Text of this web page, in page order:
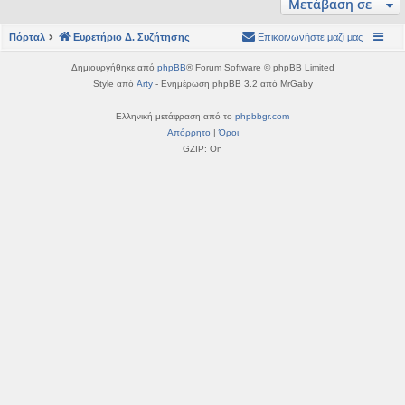
η
Μετάβαση σε
Πόρταλ Ευρετήριο Δ. Συζήτησης Επικοινωνήστε μαζί μας
Δημιουργήθηκε από phpBB® Forum Software © phpBB Limited
Style από Arty- Ενημέρωση phpBB 3.2 από MrGaby
Ελληνική μετάφραση από το phpbbgr.com
Απόρρητο |Όροι
GZIP: On